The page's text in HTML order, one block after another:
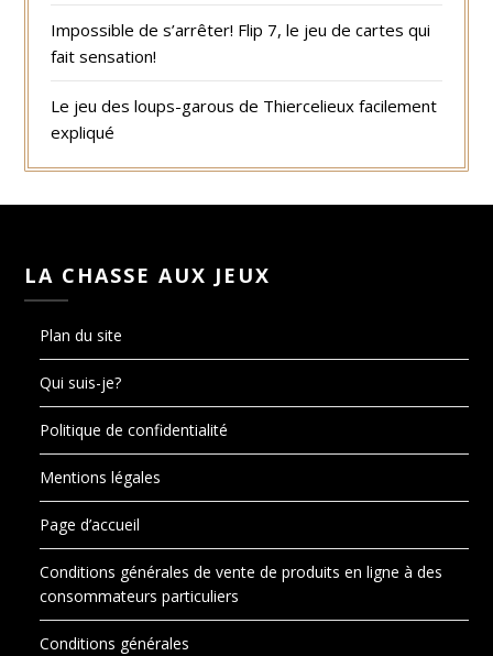
Impossible de s’arrêter! Flip 7, le jeu de cartes qui
fait sensation!
Le jeu des loups-garous de Thiercelieux facilement
expliqué
LA CHASSE AUX JEUX
Plan du site
Qui suis-je?
Politique de confidentialité
Mentions légales
Page d’accueil
Conditions générales de vente de produits en ligne à des
consommateurs particuliers
Conditions générales